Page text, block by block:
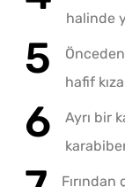
halinde
Önceden
hafif
Ayrı bir